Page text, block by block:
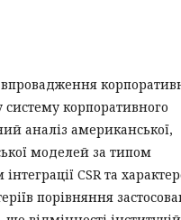
впровадження
систему корпоративного
аналіз американської,
моделей за типом
CSR та
порівняння